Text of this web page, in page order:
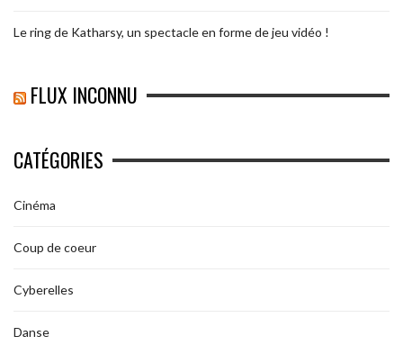
Le ring de Katharsy, un spectacle en forme de jeu vidéo !
FLUX INCONNU
CATÉGORIES
Cinéma
Coup de coeur
Cyberelles
Danse